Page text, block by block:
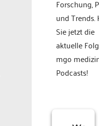
Forschung,
und Trends.
Sie jetzt die
aktuelle
mgo
Podcasts!